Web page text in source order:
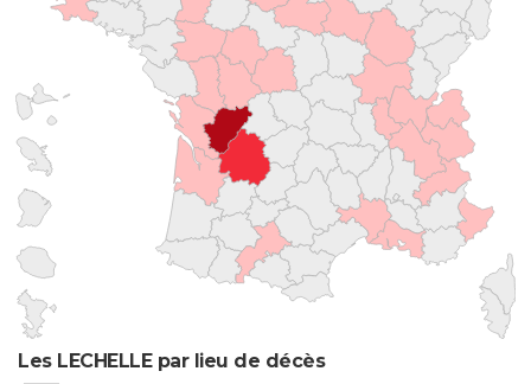
Les LECHELLE par lieu de décès